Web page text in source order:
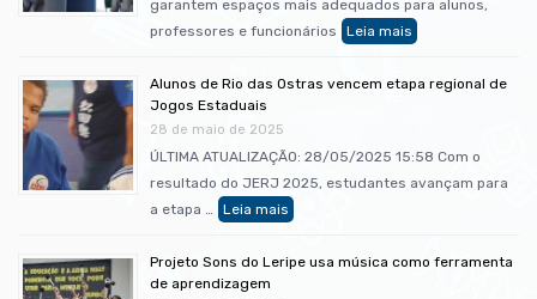
garantem espaços mais adequados para alunos,
professores e funcionários
Alunos de Rio das Ostras vencem etapa regional de
Jogos Estaduais
28 de maio de 2025
ÚLTIMA ATUALIZAÇÃO: 28/05/2025 15:58 Com o
resultado do JERJ 2025, estudantes avançam para
a etapa …
Projeto Sons do Leripe usa música como ferramenta
de aprendizagem